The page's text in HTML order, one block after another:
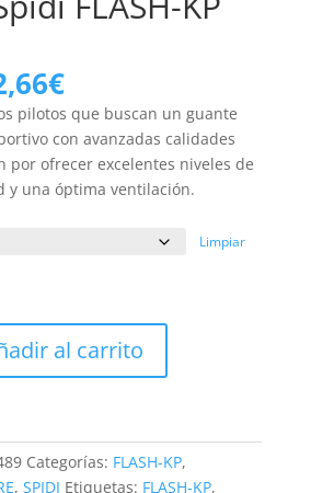
€El
precio
actual
es:
42,66€.
pilotos que buscan un guante
con avanzadas calidades
por ofrecer excelentes niveles de
y una óptima ventilación.
Limpiar
al carrito
Categorías: FLASH-KP,
, SPIDI Etiquetas: FLASH-KP,